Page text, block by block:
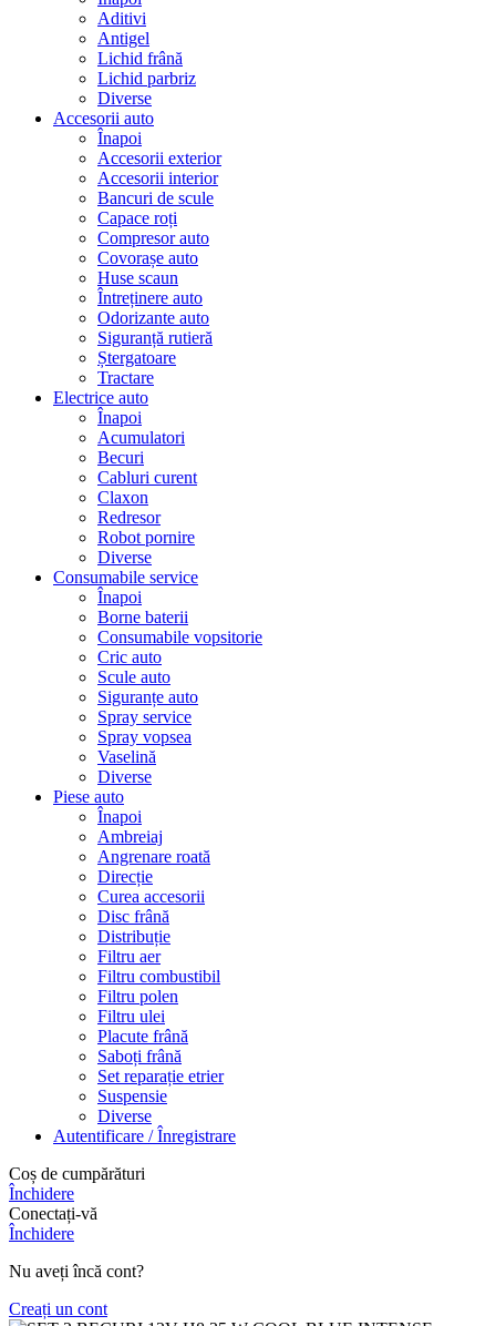
Aditivi
Antigel
Lichid frână
Lichid parbriz
Diverse
Accesorii auto
Înapoi
Accesorii exterior
Accesorii interior
Bancuri de scule
Capace roți
Compresor auto
Covorașe auto
Huse scaun
Întreținere auto
Odorizante auto
Siguranță rutieră
Ștergatoare
Tractare
Electrice auto
Înapoi
Acumulatori
Becuri
Cabluri curent
Claxon
Redresor
Robot pornire
Diverse
Consumabile service
Înapoi
Borne baterii
Consumabile vopsitorie
Cric auto
Scule auto
Siguranțe auto
Spray service
Spray vopsea
Vaselină
Diverse
Piese auto
Înapoi
Ambreiaj
Angrenare roată
Direcție
Curea accesorii
Disc frână
Distribuție
Filtru aer
Filtru combustibil
Filtru polen
Filtru ulei
Placute frână
Saboți frână
Set reparație etrier
Suspensie
Diverse
Autentificare / Înregistrare
Coș de cumpărături
Închidere
Conectați-vă
Închidere
Nu aveți încă cont?
Creați un cont